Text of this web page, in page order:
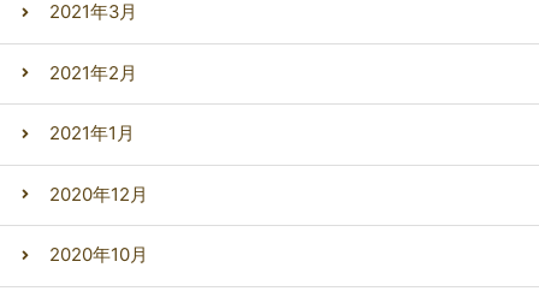
2021年3月
2021年2月
2021年1月
2020年12月
2020年10月